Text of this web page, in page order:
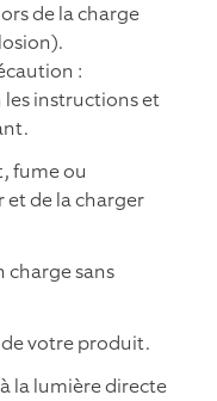
de la charge
:
les instructions et
fume ou
et de la charger
charge sans
votre produit.
la lumière directe